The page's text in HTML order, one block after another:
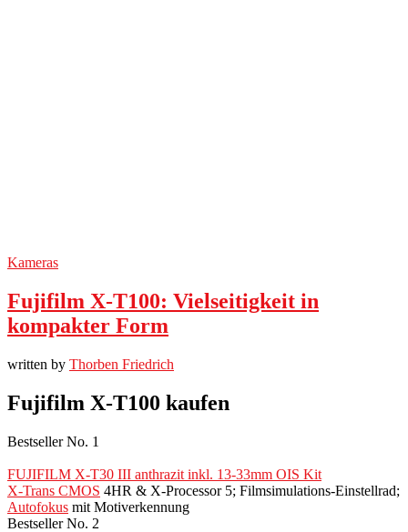
Kameras
Fujifilm X-T100: Vielseitigkeit in
kompakter Form
written by Thorben Friedrich
Fujifilm X-T100 kaufen
Bestseller No. 1
FUJIFILM X-T30 III anthrazit inkl. 13-33mm OIS Kit
X-Trans CMOS 4HR & X-Processor 5; Filmsimulations-Einstellrad;
Autofokus mit Motiverkennung
Bestseller No. 2